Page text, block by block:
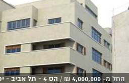
החל מ-4,000,000
₪
/ הס 4 - תל אביב - יפו